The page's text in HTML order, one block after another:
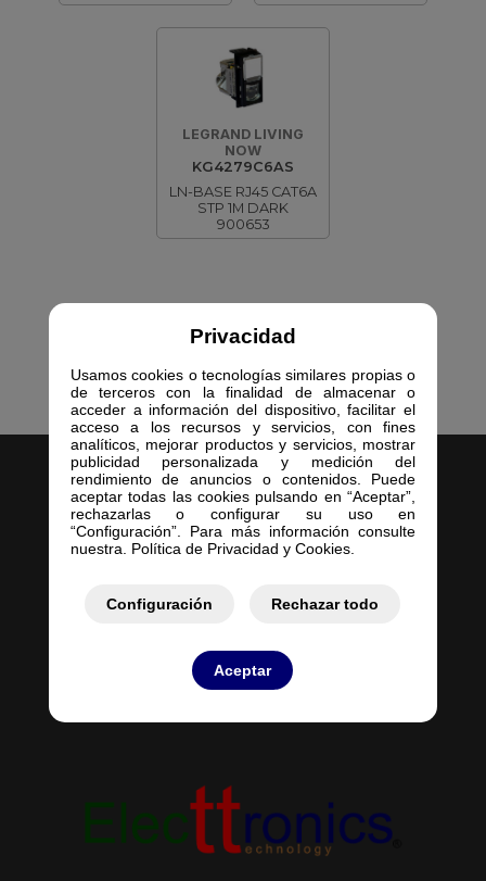
Privacidad
Usamos cookies o tecnologías similares propias o
de terceros con la finalidad de almacenar o
acceder a información del dispositivo, facilitar el
acceso a los recursos y servicios, con fines
analíticos, mejorar productos y servicios, mostrar
publicidad personalizada y medición del
rendimiento de anuncios o contenidos. Puede
aceptar todas las cookies pulsando en “Aceptar”,
rechazarlas o configurar su uso en
“Configuración”. Para más información consulte
nuestra. Política de Privacidad y Cookies.
Configuración Rechazar todo
Aceptar
LEGRAND LIVING
NOW
KG4279C6AS
LN-BASE RJ45 CAT6A
STP 1M DARK
900653
Mis Pedidos
Mis Presupuestos